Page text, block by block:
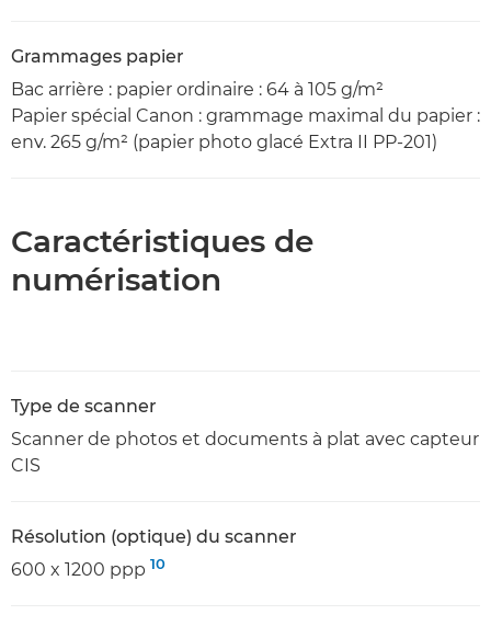
Grammages papier
Bac arrière : papier ordinaire : 64 à 105 g/m²
Papier spécial Canon : grammage maximal du papier :
env. 265 g/m² (papier photo glacé Extra II PP-201)
Caractéristiques de
numérisation
Type de scanner
Scanner de photos et documents à plat avec capteur
CIS
Résolution (optique) du scanner
600 x 1200 ppp 10